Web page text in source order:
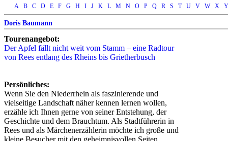
A B C D E F G H I J K L M N O P Q R S T U V W X Y
Doris Baumann
Tourenangebot:
Der Apfel fällt nicht weit vom Stamm – eine Radtour
von Rees entlang des Rheins bis Grietherbusch
Persönliches:
Wenn Sie den Niederrhein als faszinierende und
vielseitige Landschaft näher kennen lernen wollen,
erzähle ich Ihnen gerne von seiner Entstehung, der
Geschichte und dem Brauchtum. Als Stadtführerin in
Rees und als Märchenerzählerin möchte ich große und